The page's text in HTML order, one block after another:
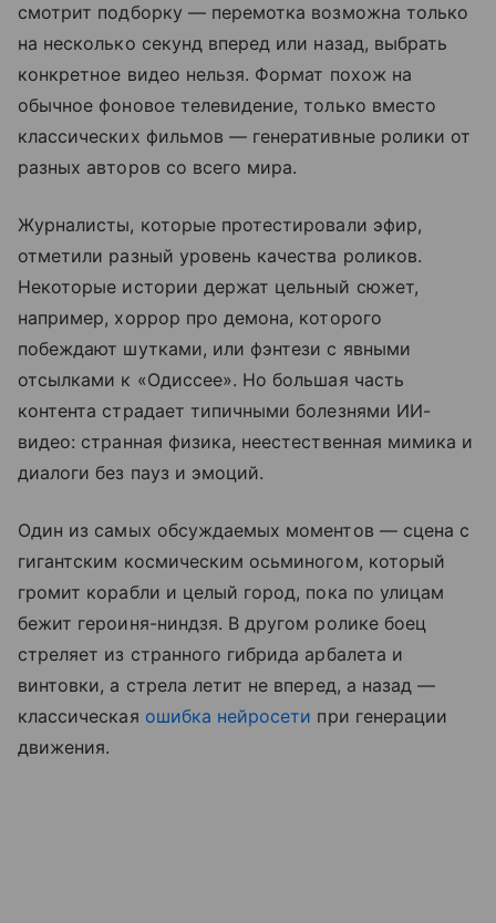
смотрит подборку — перемотка возможна только
на несколько секунд вперед или назад, выбрать
конкретное видео нельзя. Формат похож на
обычное фоновое телевидение, только вместо
классических фильмов — генеративные ролики от
разных авторов со всего мира.
Журналисты, которые протестировали эфир,
отметили разный уровень качества роликов.
Некоторые истории держат цельный сюжет,
например, хоррор про демона, которого
побеждают шутками, или фэнтези с явными
отсылками к «Одиссее». Но большая часть
контента страдает типичными болезнями ИИ-
видео: странная физика, неестественная мимика и
диалоги без пауз и эмоций.
Один из самых обсуждаемых моментов — сцена с
гигантским космическим осьминогом, который
громит корабли и целый город, пока по улицам
бежит героиня-ниндзя. В другом ролике боец
стреляет из странного гибрида арбалета и
винтовки, а стрела летит не вперед, а назад —
классическая ошибка нейросети при генерации
движения.